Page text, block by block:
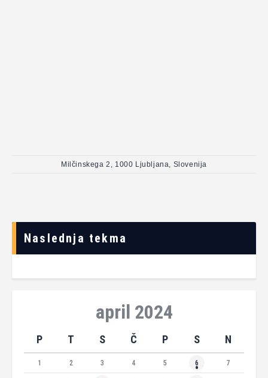
Milčinskega 2, 1000 Ljubljana, Slovenija
Naslednja tekma
april 2024
P T S Č P S N
1 2 3 4 5 6 7